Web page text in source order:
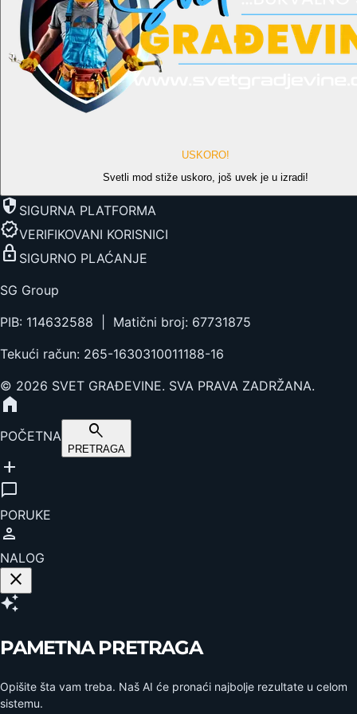
USKORO!
Svetli mod stiže uskoro, još uvek je u izradi!
security SIGURNA PLATFORMA
verifiedVERIFIKOVANI KORISNICI
lock SIGURNO PLAĆANJE
SG Group
PIB: 114632588 | Matični broj: 67731875
Tekući račun: 265-1630310011188-16
© 2026 SVET GRAĐEVINE. SVA PRAVA ZADRŽANA.
home
POČETNA search
PRETRAGA
add
chat_bubble
PORUKE
person
NALOG
close
auto_awesome
PAMETNA PRETRAGA
Opišite šta vam treba. Naš AI će pronaći najbolje rezultate u celom
sistemu.